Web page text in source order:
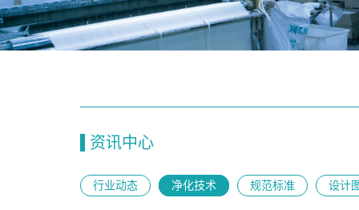
资讯中心
行业动态 净化技术 规范标准 设计